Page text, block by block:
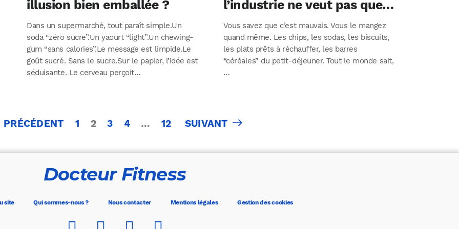
illusion bien emballée ?
Dans un supermarché, tout paraît simple.Un
soda “zéro sucre”.Un yaourt “light”.Un chewing-
gum “sans calories”.Le message est limpide.Le
goût sucré. Sans le sucre.Sur le papier, l’idée est
séduisante. Le cerveau perçoit…
l’industrie ne veut pas que
vous sachiez
Vous savez que c’est mauvais. Vous le mangez
quand même. Les chips, les sodas, les biscuits,
les plats prêts à réchauffer, les barres
“céréales” du petit-déjeuner. Tout le monde sait,
…
des
PRÉCÉDENT 1 2 3 4 … 12 SUIVANT
Docteur Fitness
site Qui sommes-nous ? Nous contacter Mentions légales Gestion des cookies